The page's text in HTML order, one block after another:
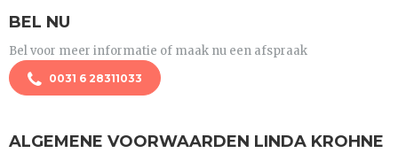
BEL NU
Bel voor meer informatie of maak nu een afspraak
0031 6 28311033
ALGEMENE VOORWAARDEN LINDA KROHNE